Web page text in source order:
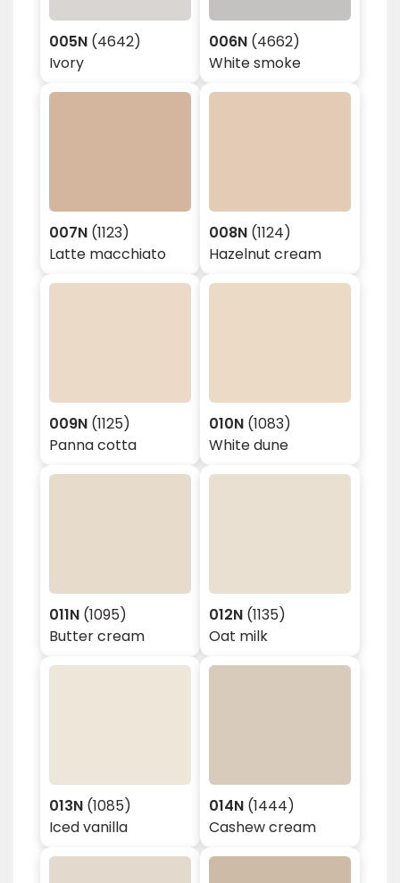
005N (4642)
Ivory
006N (4662)
White smoke
007N (1123)
Latte macchiato
008N (1124)
Hazelnut cream
009N (1125)
Panna cotta
010N (1083)
White dune
011N (1095)
Butter cream
012N (1135)
Oat milk
013N (1085)
Iced vanilla
014N (1444)
Cashew cream